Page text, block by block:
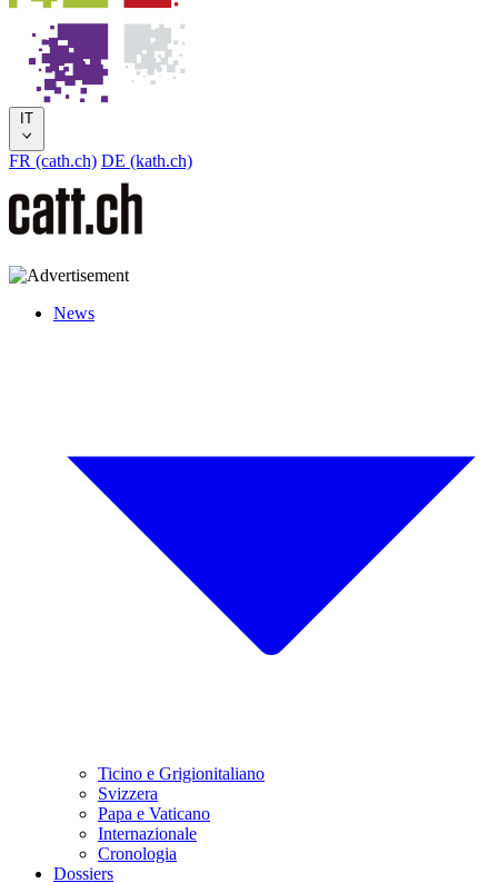
IT
FR (cath.ch) DE (kath.ch)
News
Ticino e Grigionitaliano
Svizzera
Papa e Vaticano
Internazionale
Cronologia
Dossiers